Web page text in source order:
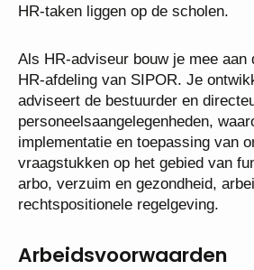
HR-taken liggen op de scholen.
Als HR-adviseur bouw je mee aan
HR-afdeling van SIPOR. Je
adviseert de bestuurder en
personeelsaangelegenheden,
implementatie en toepassing van
vraagstukken op het gebied van
arbo, verzuim en gezondheid,
rechtspositionele regelgeving.
Arbeidsvoorwaarden